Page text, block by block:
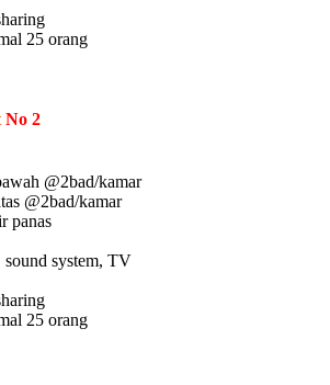
25 orang
No 2
@2bad/kamar
@2bad/kamar
panas
sound system, TV
25 orang